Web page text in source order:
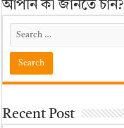
আপনি কী জানতে চান?
Recent Post